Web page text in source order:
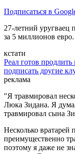
Подписаться в
27-летний уругваец
за 5 миллионов евро.
кстати
Реал готов
подписать другие
реклама
"Я травмировал
Люка Зидана. Я
травмировал сына
Несколько вратарей
преимущественно
поэтому я даже не